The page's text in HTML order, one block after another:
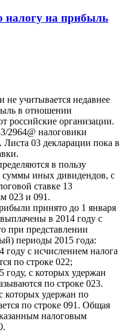
налогу на прибыль
учитывается недавнее
в отношении
российские организации.
2964@ налоговики
Листа 03 декларации пока в
в пользу
суммы иных дивидендов, с
ставке 13
023 и 091.
принято до 1 января
в 2014 году с
при представлении
периоды 2015 года:
с исчислением налога
по строке 022;
с которых удержан
по строке 023.
которых удержан по
по строке 091. Общая
налоговым